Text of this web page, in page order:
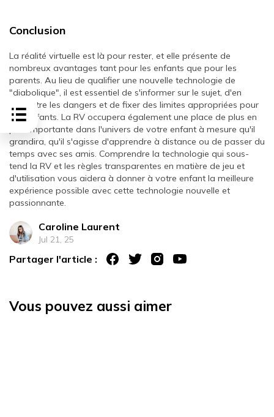
Conclusion
La réalité virtuelle est là pour rester, et elle présente de
nombreux avantages tant pour les enfants que pour les
parents. Au lieu de qualifier une nouvelle technologie de
"diabolique", il est essentiel de s'informer sur le sujet, d'en
connaître les dangers et de fixer des limites appropriées pour
vos enfants. La RV occupera également une place de plus en
plus importante dans l'univers de votre enfant à mesure qu'il
grandira, qu'il s'agisse d'apprendre à distance ou de passer du
temps avec ses amis. Comprendre la technologie qui sous-
tend la RV et les règles transparentes en matière de jeu et
d'utilisation vous aidera à donner à votre enfant la meilleure
expérience possible avec cette technologie nouvelle et
passionnante.
Caroline Laurent
Jul 21, 25
Partager l'article :
Vous pouvez aussi aimer